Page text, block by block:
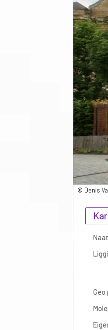
Geo
© Denis